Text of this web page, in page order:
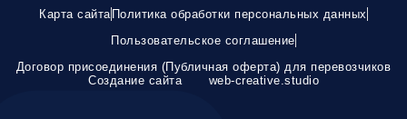
Карта сайта Политика обработки персональных данных
Пользовательское соглашение
Договор присоединения (Публичная оферта) для перевозчиков
Создание сайта web-creative.studio